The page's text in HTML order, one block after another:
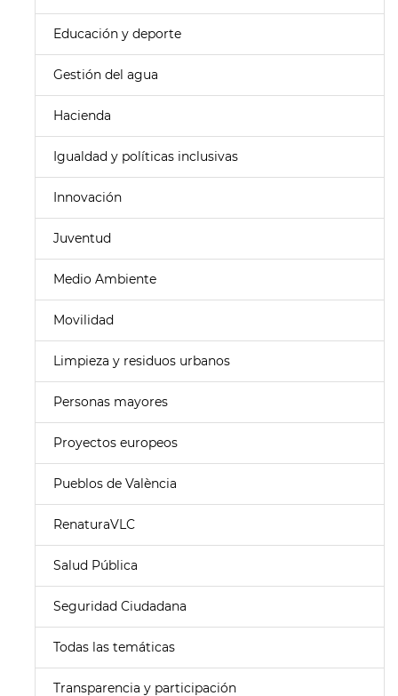
Educación y deporte
Gestión del agua
Hacienda
Igualdad y políticas inclusivas
Innovación
Juventud
Medio Ambiente
Movilidad
Limpieza y residuos urbanos
Personas mayores
Proyectos europeos
Pueblos de València
RenaturaVLC
Salud Pública
Seguridad Ciudadana
Todas las temáticas
Transparencia y participación